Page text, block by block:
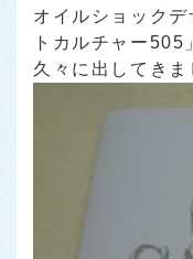
オイルショック
トカルチャー505
久々に出してき